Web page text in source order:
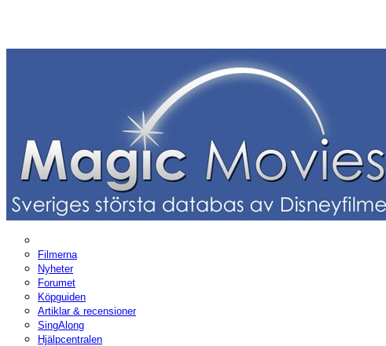
Filmerna
Nyheter
Forumet
Köpguiden
Artiklar & recensioner
SingAlong
Hjälpcentralen